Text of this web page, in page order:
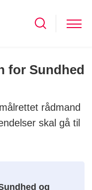
for Sundhed
rådmand
skal gå til
og